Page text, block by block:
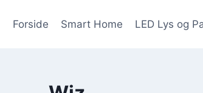
Forside Smart Home LED Lys og